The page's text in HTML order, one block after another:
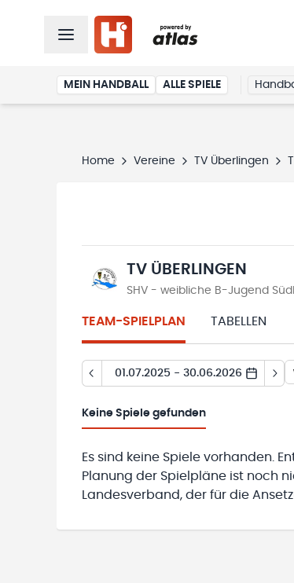
MEIN HANDBALL ALLE SPIELE
Home Vereine TV Überlingen
TV ÜBERLINGEN
SHV - weibliche B-Jugend
TEAM-SPIELPLAN TABELLEN
01.07.2025 - 30.06.2026
Keine Spiele gefunden
Es sind keine Spiele vorhanden.
Planung der Spielpläne ist noch
Landesverband, der für die